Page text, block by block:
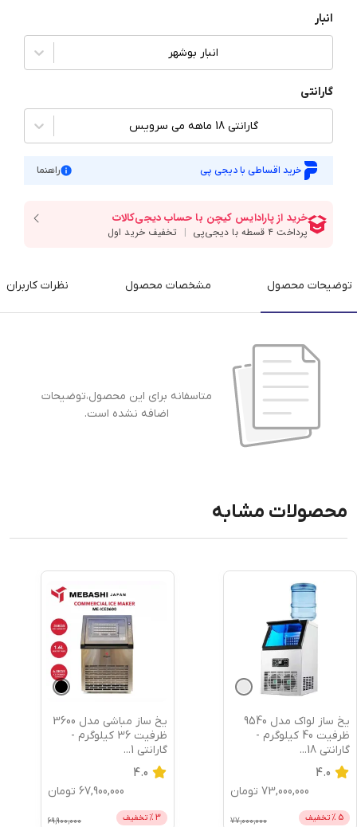
انبار
انبار بوشهر
گارانتی
گارانتی 18 ماهه می سرویس
خرید اقساطی با دیجی پی راهنما
توضیحات محصول مشخصات محصول نظرات کاربران
متاسفانه برای این محصول،توضیحات
اضافه نشده است.
محصولات مشابه
یخ ساز لواک مدل 9540
ظرفیت 40 کیلوگرم -
گارانتی 18
...
4.0
73,000,000 تومان
5 % تخفیف 77,000,000
یخ ساز مباشی مدل 3600
ظرفیت 36 کیلوگرم -
گارانتی 1 ...
4.0
67,900,000 تومان
3 % تخفیف 69,900,000